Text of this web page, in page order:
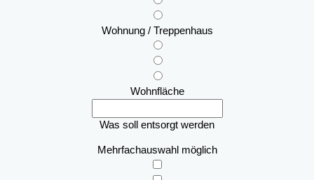
Wohnung / Treppenhaus
Wohnfläche
Was soll entsorgt werden
Mehrfachauswahl möglich